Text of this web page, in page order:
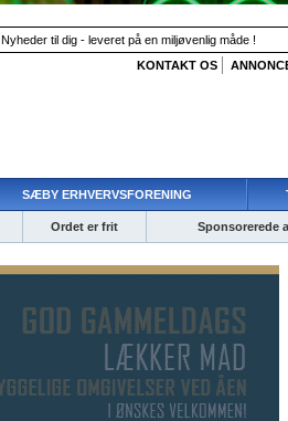
Nyheder til dig - leveret på en miljøvenlig måde !
KONTAKT OS
SÆBY ERHVERVSFORENING
Ordet er frit Sponsorerede